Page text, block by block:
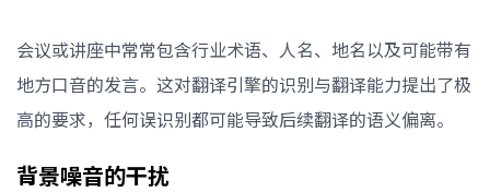
会议或讲座中常常包含行业术语、人名、地名以及可能带有
地方口音的发言。这对翻译引擎的识别与翻译能力提出了极
高的要求，任何误识别都可能导致后续翻译的语义偏离。
背景噪音的干扰